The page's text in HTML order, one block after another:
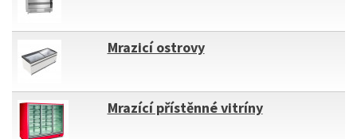
Mrazicí ostrovy
Mrazící přístěnné vitríny